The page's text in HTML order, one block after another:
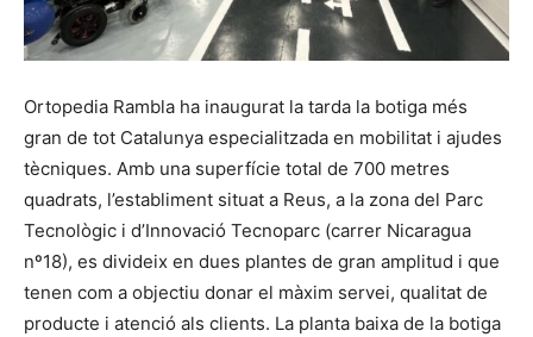
Ortopedia Rambla ha inaugurat la tarda la botiga més
gran de tot Catalunya especialitzada en mobilitat i ajudes
tècniques. Amb una superfície total de 700 metres
quadrats, l’establiment situat a Reus, a la zona del Parc
Tecnològic i d’Innovació Tecnoparc (carrer Nicaragua
nº18), es divideix en dues plantes de gran amplitud i que
tenen com a objectiu donar el màxim servei, qualitat de
producte i atenció als clients. La planta baixa de la botiga